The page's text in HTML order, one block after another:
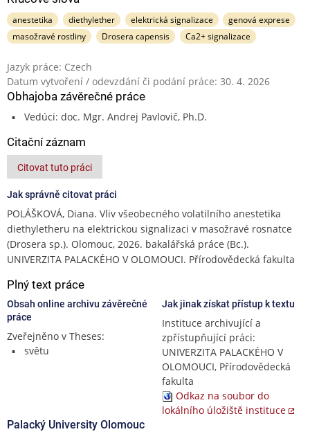
anestetika diethylether elektrická signalizace
genová exprese
masožravé rostliny
Drosera capensis Ca2+ signalizace
Jazyk práce: Czech
Datum vytvoření / odevzdání či podání práce: 30. 4. 2026
Obhajoba závěrečné práce
Vedúci: doc. Mgr. Andrej Pavlovič, Ph.D.
Citační záznam
Citovat tuto práci
Jak správně citovat práci
POLÁŠKOVÁ, Diana. Vliv všeobecného volatilního anestetika
diethyletheru na elektrickou signalizaci v masožravé rosnatce
(Drosera sp.). Olomouc, 2026. bakalářská práce (Bc.).
UNIVERZITA PALACKÉHO V OLOMOUCI. Přírodovědecká fakulta
Plný text práce
Obsah online archivu závěrečné
práce
Zveřejněno v Theses:
světu
Jak jinak získat přístup k textu
Instituce archivující a
zpřístupňující práci:
UNIVERZITA PALACKÉHO V
OLOMOUCI, Přírodovědecká
fakulta
Odkaz na soubor do
lokálního úložiště instituce
Palacký University Olomouc